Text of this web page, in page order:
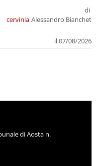
cervinia
di
Alessandro Bianchet
il 07/08/2026
di Aosta n.